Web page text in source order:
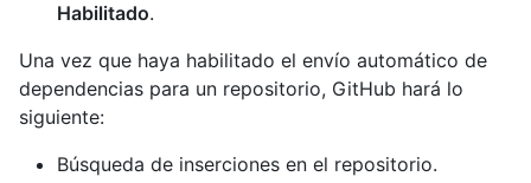
Habilitado.
Una vez que haya habilitado el envío automático de
dependencias para un repositorio, GitHub hará lo
siguiente:
Búsqueda de inserciones en el repositorio.